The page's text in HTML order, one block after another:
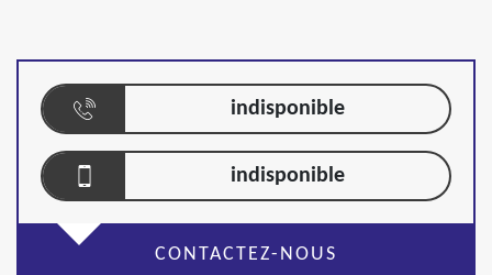
indisponible
indisponible
CONTACTEZ-NOUS